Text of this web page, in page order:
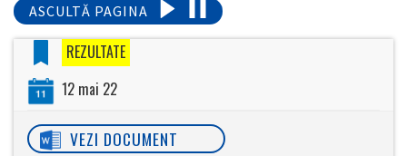
ASCULTĂ PAGINA
REZULTATE
12 mai 22
VEZI DOCUMENT